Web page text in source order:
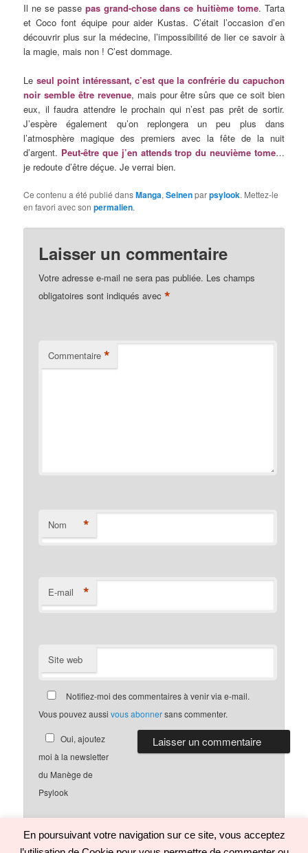
Il ne se passe pas grand-chose dans ce huitième tome. Tarta
et Coco font équipe pour aider Kustas. C’était l’occasion d’en
découvrir plus sur la médecine, l’impossibilité de lier ce savoir à
la magie, mais non ! C’est dommage.
Le seul point intéressant, c’est que la confrérie du capuchon
noir semble être revenue, mais pour être sûrs que ce soit bien
eux, il faudra attendre le prochain qui n’est pas prêt de sortir.
J’espère également qu’on replongera un peu plus dans
l’atmosphère magique des premiers avec la fête de la nuit
d’argent. Peut-être que j’en attends trop du neuvième tome…
je redoute d’être déçue. Je verrai bien.
Ce contenu a été publié dansManga,Seinenparpsylook. Mettez-le
en favori avec sonpermalien.
Laisser un commentaire
Votre adresse e-mail ne sera pas publiée. Les champs
obligatoires sont indiqués avec*
Commentaire *
Nom *
E-mail *
Site web
Notifiez-moi des commentaires à venir via e-mail.
Vous pouvez aussivous abonnersans commenter.
Oui, ajoutez
moi à la newsletter
du Manège de
Psylook
En poursuivant votre navigation sur ce site, vous acceptez